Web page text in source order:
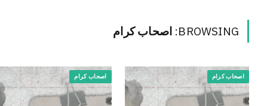
BROWSING: اصحاب کرام
اصحاب کرام اصحاب کرام